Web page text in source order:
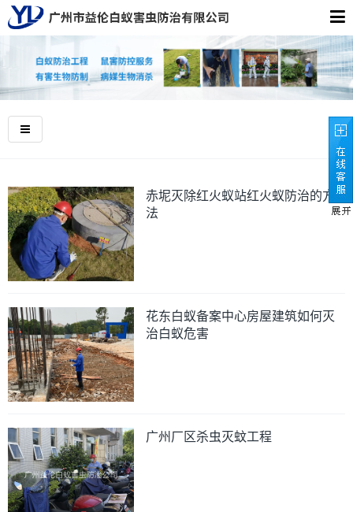
赤坭灭除红火蚁站红火蚁防治的方
法
花东白蚁备案中心房屋建筑如何灭
治白蚁危害
广州厂区杀虫灭蚊工程